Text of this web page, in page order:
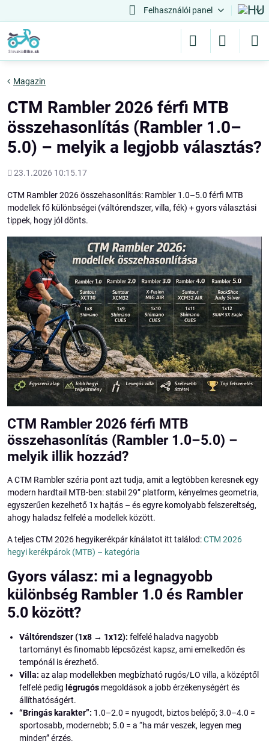
Felhasználói panel
Magazin
CTM Rambler 2026 férfi MTB
összehasonlítás (Rambler 1.0–
5.0) – melyik a legjobb választás?
Hozááadott
23.1.2026 10:15.17
CTM Rambler 2026 összehasonlítás: Rambler 1.0–5.0 férfi MTB
modellek fő különbségei (váltórendszer, villa, fék) + gyors választási
tippek, hogy jól dönts.
CTM Rambler 2026 férfi MTB
összehasonlítás (Rambler 1.0–5.0) –
melyik illik hozzád?
A CTM Rambler széria pont azt tudja, amit a legtöbben keresnek egy
modern hardtail MTB-ben: stabil 29” platform, kényelmes geometria,
egyszerűen kezelhető 1x hajtás – és egyre komolyabb felszereltség,
ahogy haladsz felfelé a modellek között.
A teljes CTM 2026 hegyikerékpár kínálatot itt találod:CTM 2026
hegyi kerékpárok (MTB) – kategória
Gyors válasz: mi a legnagyobb
különbség Rambler 1.0 és Rambler
5.0 között?
Váltórendszer (1x8 → 1x12): felfelé haladva nagyobb
tartományt és finomabb lépcsőzést kapsz, ami emelkedőn és
tempónál is érezhető.
Villa: az alap modellekben megbízható rugós/LO villa, a középtől
felfelé pedig légrugós megoldások a jobb érzékenységért és
állíthatóságért.
“Bringás karakter”: 1.0–2.0 = nyugodt, biztos belépő; 3.0–4.0 =
sportosabb, modernebb; 5.0 = a “ha már veszek, legyen meg
minden” érzés.